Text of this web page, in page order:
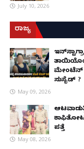
July 10, 2026
ರಾಜ್ಯ
ಮೇಂಟೆನ್
ಸುಸೈಡ್ ?
May 09, 2026
ಪತ್ತೆ
May 08, 2026